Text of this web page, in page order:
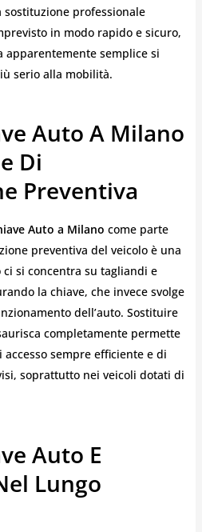
professionale
in modo rapido e sicuro,
apparentemente semplice si
serio alla mobilità.
Auto A Milano
Di
Preventiva
Auto a Milano come parte
preventiva del veicolo è una
si concentra su tagliandi e
la chiave, che invece svolge
dell’auto. Sostituire
completamente permette
sempre efficiente e di
soprattutto nei veicoli dotati di
Auto E
Lungo